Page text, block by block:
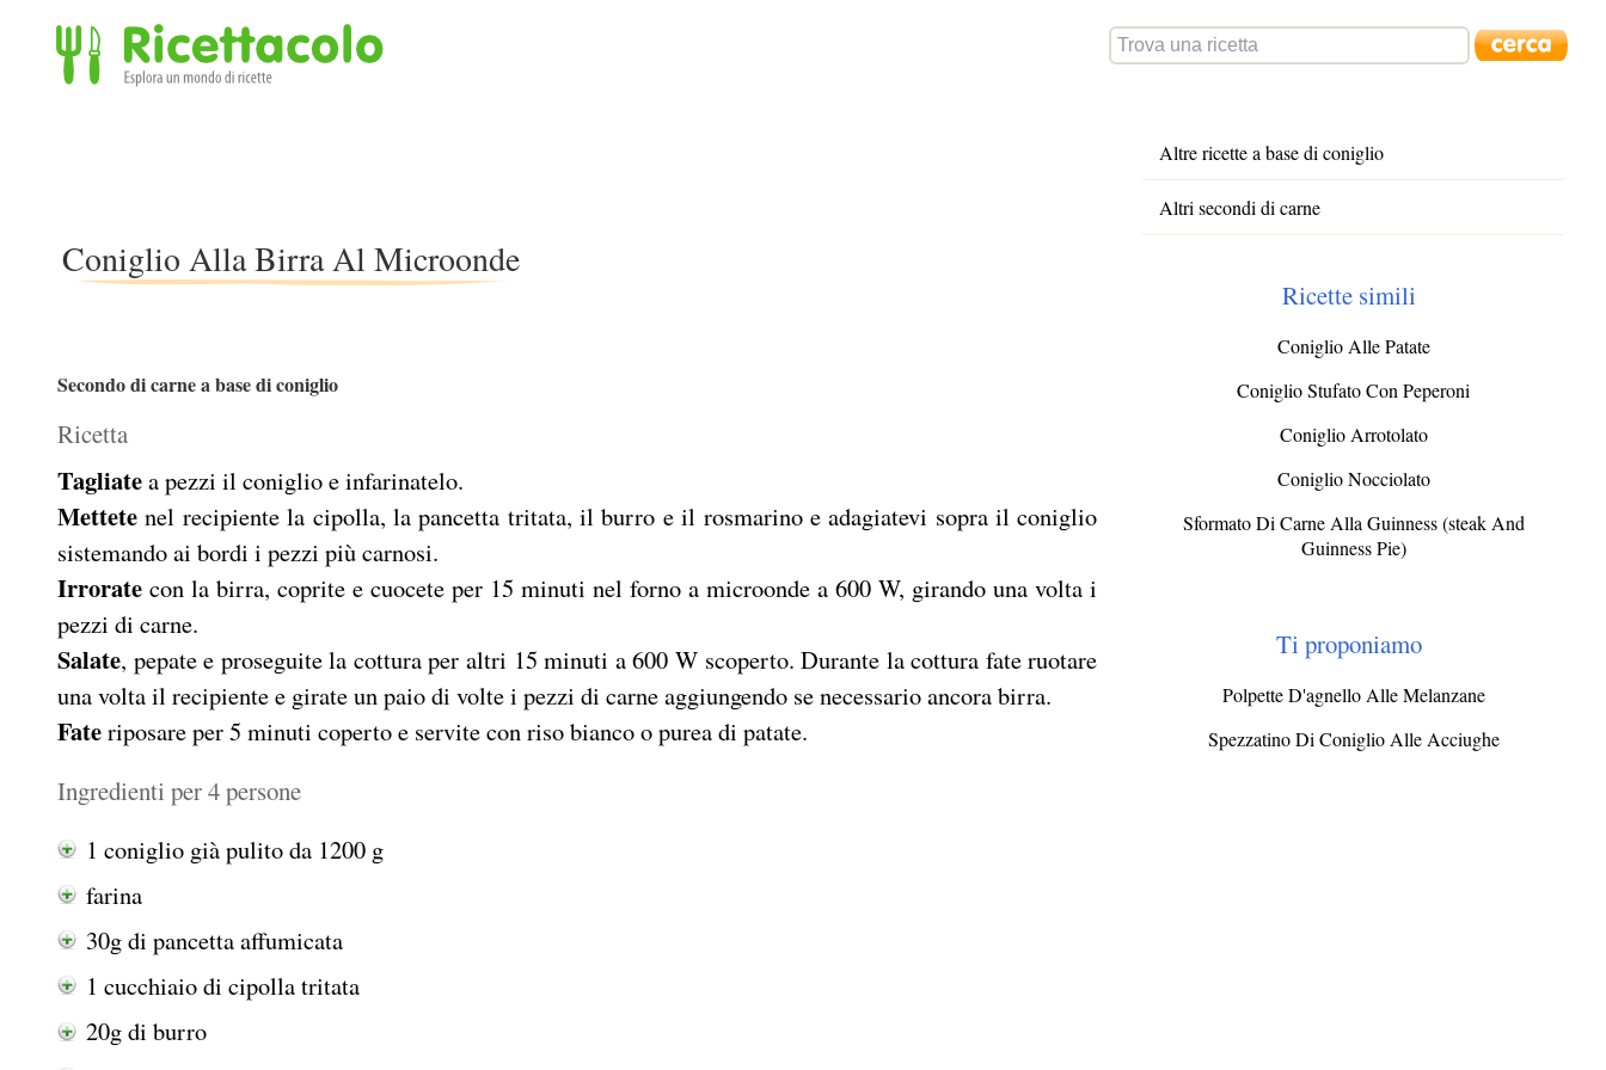
Coniglio Alla Birra Al Microonde
Secondo di carne a base di coniglio
Ricetta
Tagliatea pezzi il coniglio e infarinatelo.
Mettete nel recipiente la cipolla, la pancetta tritata, il burro e il rosmarino e adagiatevi sopra il coniglio
sistemando ai bordi i pezzi più carnosi.
Irrorate con la birra, coprite e cuocete per 15 minuti nel forno a microonde a 600 W, girando una volta i
pezzi di carne.
Salate, pepate e proseguite la cottura per altri 15 minuti a 600 W scoperto. Durante la cottura fate ruotare
una volta il recipiente e girate un paio di volte i pezzi di carne aggiungendo se necessario ancora birra.
Fateriposare per 5 minuti coperto e servite con riso bianco o purea di patate.
Ingredienti per 4 persone
1 coniglio già pulito da 1200 g
farina
30g di pancetta affumicata
1 cucchiaio di cipolla tritata
20g di burro
Altre ricette a base di coniglio
Altri secondi di carne
Ricette simili
Coniglio Alle Patate
Coniglio Stufato Con Peperoni
Coniglio Arrotolato
Coniglio Nocciolato
Sformato Di Carne Alla Guinness (steak And
Guinness Pie)
Ti proponiamo
Polpette D'agnello Alle Melanzane
Spezzatino Di Coniglio Alle Acciughe